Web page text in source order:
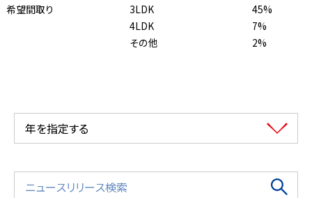
希望間取り
3LDK
45%
4LDK
7%
その他
2%
年を指定する